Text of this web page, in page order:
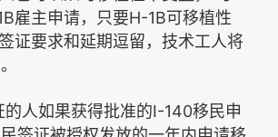
雇主申请，只要H-1B可移植性
证要求和延期逗留，技术工人将
的人如果获得批准的I-140移民申